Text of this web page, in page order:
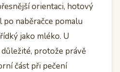
orientaci, hotový
po naběračce pomalu
jako mléko. U
protože právě
část při pečení